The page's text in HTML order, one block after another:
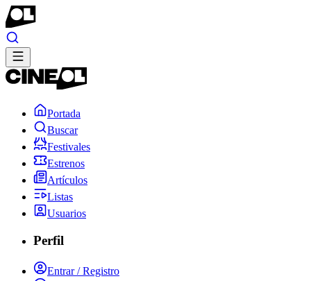
Portada
Buscar
Festivales
Estrenos
Artículos
Listas
Usuarios
Perfil
Entrar / Registro